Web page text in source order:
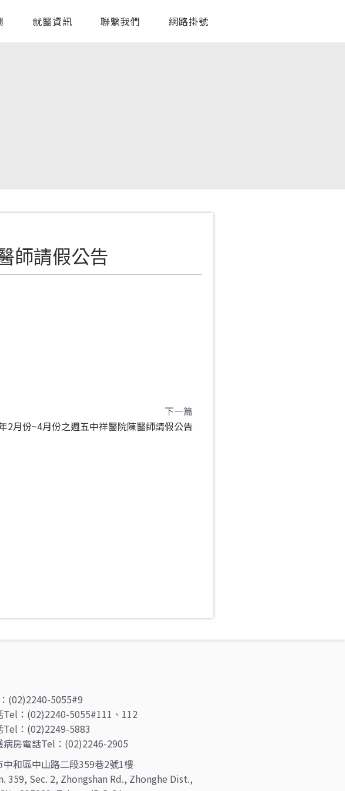
就醫資訊 聯繫我們 網路掛號
師請假公告
下一篇
2月份~4月份之週五中祥醫院陳醫師請假公告
(02)2240-5055#9
Tel：(02)2240-5055#111、112
Tel：(02)2249-5883
病房電話Tel：(02)2246-2905
中和區中山路二段359巷2號1樓
359, Sec. 2, Zhongshan Rd., Zhonghe Dist.,